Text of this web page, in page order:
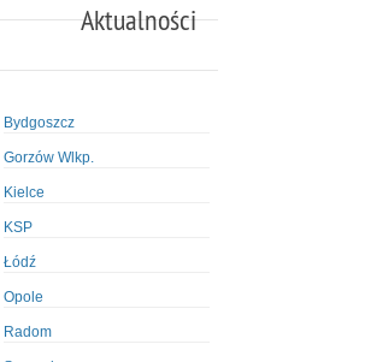
Aktualności
Bydgoszcz
Gorzów Wlkp.
Kielce
KSP
Łódź
Opole
Radom